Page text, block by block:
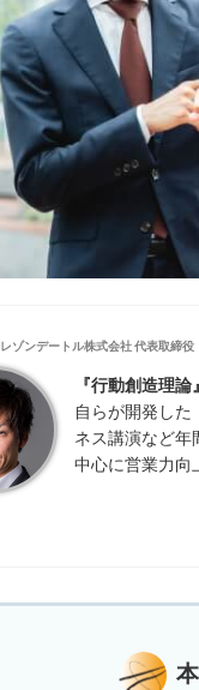
レゾンデートル株式会社 代表取締役
『行動創造理
自らが開発した
ネス講演など年
中心に営業力向